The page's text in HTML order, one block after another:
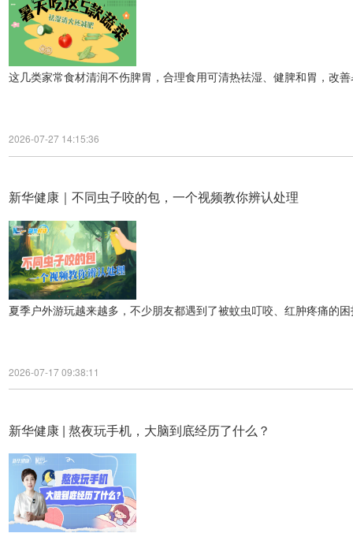
这几类家常食材清润不伤脾胃，合理食用可清热祛湿、健脾和胃，改
2026-07-27 14:15:36
新华健康｜不同虫子咬的包，一个视频教你辨认处理
夏季户外游玩越来越多，不少朋友都遇到了被蚊虫叮咬、红肿疼痛的
2026-07-17 09:38:11
新华健康 | 熬夜玩手机，大脑到底经历了什么？